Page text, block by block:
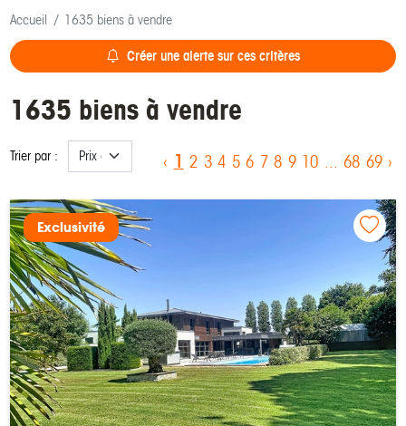
Accueil 1635 biens à vendre
Créer une alerte sur ces critères
1635 biens à vendre
Trier par : ‹ 1 2 3 4 5 6 7 8 9 10 ... 68 69 ›
Exclusivité